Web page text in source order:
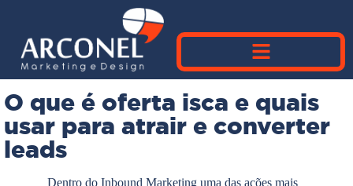
O que é oferta isca e quais
usar para atrair e converter
leads
Dentro do Inbound Marketing uma das ações mais